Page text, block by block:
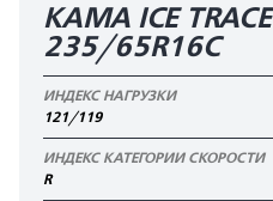
КАМА ICE TRACE
235/65R16C
ИНДЕКС НАГРУЗКИ
121/119
ИНДЕКС КАТЕГОРИИ СКОРОСТИ
R